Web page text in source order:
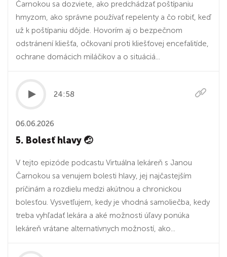
Čarnokou sa dozviete, ako predchádzať poštípaniu
hmyzom, ako správne používať repelenty a čo robiť, keď
už k poštípaniu dôjde. Hovorím aj o bezpečnom
odstránení kliešťa, očkovaní proti kliešťovej encefalitíde,
ochrane domácich miláčikov a o situáciá...
24:58
06.06.2026
5. Bolesť hlavy 🤕
V tejto epizóde podcastu Virtuálna lekáreň s Janou
Čarnokou sa venujem bolesti hlavy, jej najčastejším
príčinám a rozdielu medzi akútnou a chronickou
bolesťou. Vysvetľujem, kedy je vhodná samoliečba, kedy
treba vyhľadať lekára a aké možnosti úľavy ponúka
lekáreň vrátane alternatívnych možností, ako...